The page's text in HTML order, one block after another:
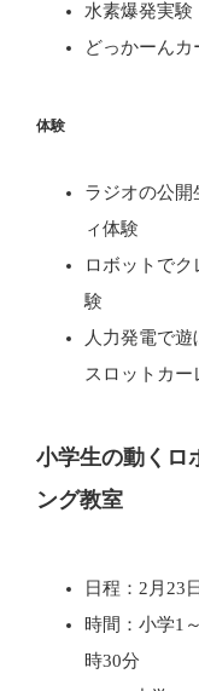
水素爆発実験
どっかーんカ
体験
ラジオの公開
ィ体験
ロボットで
験
人力発電で
スロットカー
小学生の動く
ング教室
日程：2月23
時間：小学1
時30分